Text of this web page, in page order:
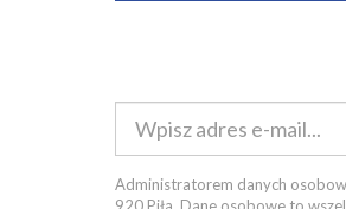
Administratorem danych
920 Piła. Dane osobowe to